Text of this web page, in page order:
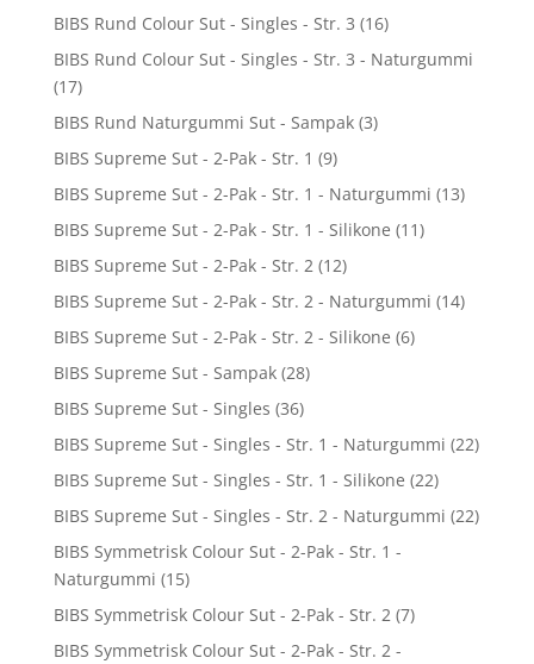
BIBS Rund Colour Sut - Singles - Str. 3 (16)
BIBS Rund Colour Sut - Singles - Str. 3 - Naturgummi
(17)
BIBS Rund Naturgummi Sut - Sampak (3)
BIBS Supreme Sut - 2-Pak - Str. 1 (9)
BIBS Supreme Sut - 2-Pak - Str. 1 - Naturgummi (13)
BIBS Supreme Sut - 2-Pak - Str. 1 - Silikone (11)
BIBS Supreme Sut - 2-Pak - Str. 2 (12)
BIBS Supreme Sut - 2-Pak - Str. 2 - Naturgummi (14)
BIBS Supreme Sut - 2-Pak - Str. 2 - Silikone (6)
BIBS Supreme Sut - Sampak (28)
BIBS Supreme Sut - Singles (36)
BIBS Supreme Sut - Singles - Str. 1 - Naturgummi (22)
BIBS Supreme Sut - Singles - Str. 1 - Silikone (22)
BIBS Supreme Sut - Singles - Str. 2 - Naturgummi (22)
BIBS Symmetrisk Colour Sut - 2-Pak - Str. 1 -
Naturgummi (15)
BIBS Symmetrisk Colour Sut - 2-Pak - Str. 2 (7)
BIBS Symmetrisk Colour Sut - 2-Pak - Str. 2 -